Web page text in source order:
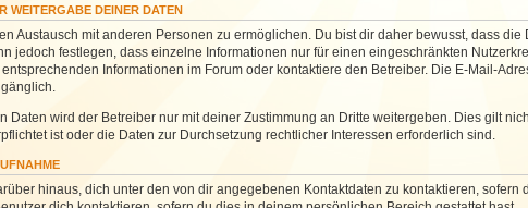
WEITERGABE DEINER DATEN
Austausch mit anderen Personen zu ermöglichen. Du bist dir daher bewusst, dass
jedoch festlegen, dass einzelne Informationen nur für einen eingeschränkten
Informationen im Forum oder kontaktiere den Betreiber. Die E-Mail-
Daten wird der Betreiber nur mit deiner Zustimmung an Dritte weitergeben. Dies gilt
ist oder die Daten zur Durchsetzung rechtlicher Interessen erforderlich sind.
hinaus, dich unter den von dir angegebenen Kontaktdaten zu kontaktieren,